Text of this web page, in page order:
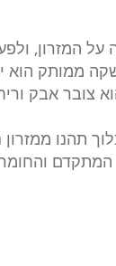
על המזרון,
ממותק הוא
צובר אבק
תהנו